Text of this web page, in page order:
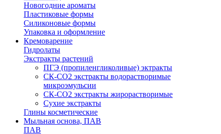
Новогодние ароматы
Пластиковые формы
Силиконовые формы
Упаковка и оформление
Кремоварение
Гидролаты
Экстракты растений
ПГЭ (пропиленгликоливые) эктракты
СК-СО2 экстракты водорастворимые
микроэмульсии
СК-СО2 экстракты жирорастворимые
Сухие экстракты
Глины косметические
Мыльная основа, ПАВ
ПАВ